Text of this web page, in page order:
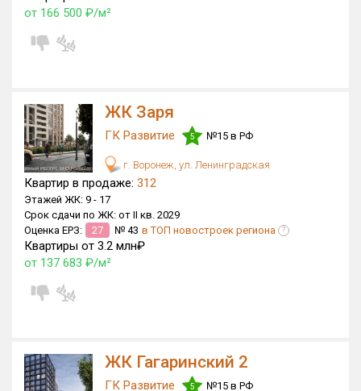
от 166 500 ₽/м²
ЖК Заря
ГК Развитие 5 №15 в РФ
г. Воронеж, ул. Ленинградская
Квартир в продаже: 312
Этажей ЖК: 9 - 17
Срок сдачи по ЖК: от II кв. 2029
Оценка ЕРЗ:
27 № 43 в ТОП новостроек региона ?
Квартиры от 3.2 млн₽
от 137 683 ₽/м²
ЖК Гагаринский 2
ГК Развитие 5 №15 в РФ